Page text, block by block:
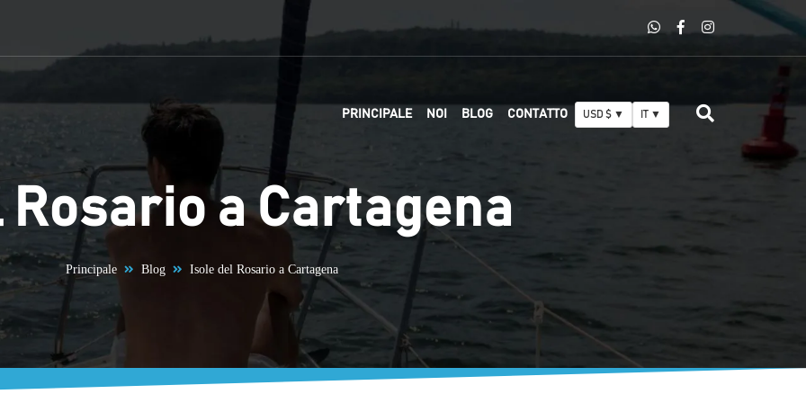
PRINCIPALE NOI BLOG CONTATTO USD $ ▼ IT ▼
a Cartagena
Principale Blog Isole del Rosario a Cartagena